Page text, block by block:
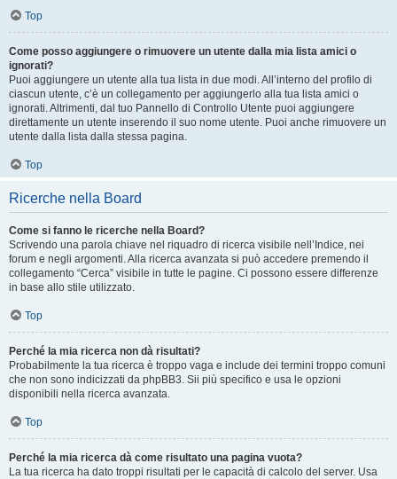
Top
Come posso aggiungere o rimuovere un utente dalla mia lista amici o
ignorati?
Puoi aggiungere un utente alla tua lista in due modi. All’interno del profilo di
ciascun utente, c’è un collegamento per aggiungerlo alla tua lista amici o
ignorati. Altrimenti, dal tuo Pannello di Controllo Utente puoi aggiungere
direttamente un utente inserendo il suo nome utente. Puoi anche rimuovere un
utente dalla lista dalla stessa pagina.
Top
Ricerche nella Board
Come si fanno le ricerche nella Board?
Scrivendo una parola chiave nel riquadro di ricerca visibile nell’Indice, nei
forum e negli argomenti. Alla ricerca avanzata si può accedere premendo il
collegamento “Cerca” visibile in tutte le pagine. Ci possono essere differenze
in base allo stile utilizzato.
Top
Perché la mia ricerca non dà risultati?
Probabilmente la tua ricerca è troppo vaga e include dei termini troppo comuni
che non sono indicizzati da phpBB3. Sii più specifico e usa le opzioni
disponibili nella ricerca avanzata.
Top
Perché la mia ricerca dà come risultato una pagina vuota?
La tua ricerca ha dato troppi risultati per le capacità di calcolo del server. Usa